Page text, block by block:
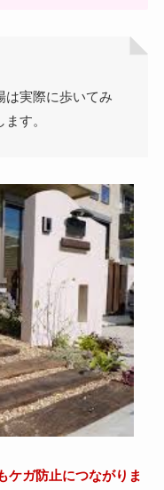
は実際に歩いてみ
す。
ケガ防止につながりま